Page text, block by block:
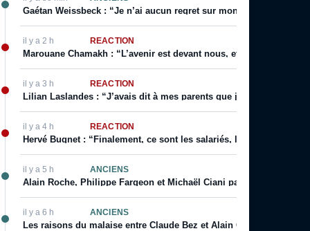
Gaétan Weissbeck : “Je n’ai aucun regret sur mon choix qui a été
il y a 2 h RÉACTION
Marouane Chamakh : “L’avenir est devant nous, et je serai bientôt
il y a 3 h RÉACTION
Lilian Laslandes : “J’avais dit à mes parents que j’allais
il y a 4 h RÉACTION
Hervé Bugnet : “Finalement, ce sont les salariés, les supporters,
il y a 5 h ANCIENS
Alain Roche, Philippe Fargeon et Michaël Ciani parlent de leur
il y a 6 h ANCIENS
Les raisons du malaise entre Claude Bez et Alain Giresse